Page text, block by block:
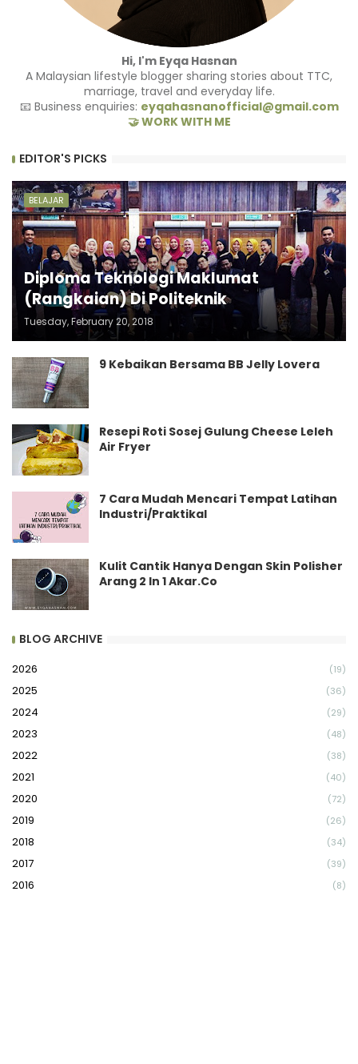
Hi, I'm Eyqa Hasnan
A Malaysian lifestyle blogger sharing stories about TTC,
marriage, travel and everyday life.
📧 Business enquiries: eyqahasnanofficial@gmail.com
🤝 WORK WITH ME
EDITOR'S PICKS
BELAJAR
Diploma Teknologi Maklumat
(Rangkaian) Di Politeknik
Tuesday, February 20, 2018
9 Kebaikan Bersama BB Jelly Lovera
Resepi Roti Sosej Gulung Cheese Leleh
Air Fryer
7 Cara Mudah Mencari Tempat Latihan
Industri/Praktikal
Kulit Cantik Hanya Dengan Skin Polisher
Arang 2 In 1 Akar.Co
BLOG ARCHIVE
2026 (19)
2025 (36)
2024 (29)
2023 (48)
2022 (38)
2021 (40)
2020 (72)
2019 (26)
2018 (34)
2017 (39)
2016 (8)